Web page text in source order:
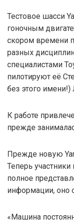
Тестовое шасси
гоночным
скором времени
разных
специалистами
пилотируют её
без этого
К работе
прежде
Прежде новую
Теперь
полное
информации, оно
«Машина